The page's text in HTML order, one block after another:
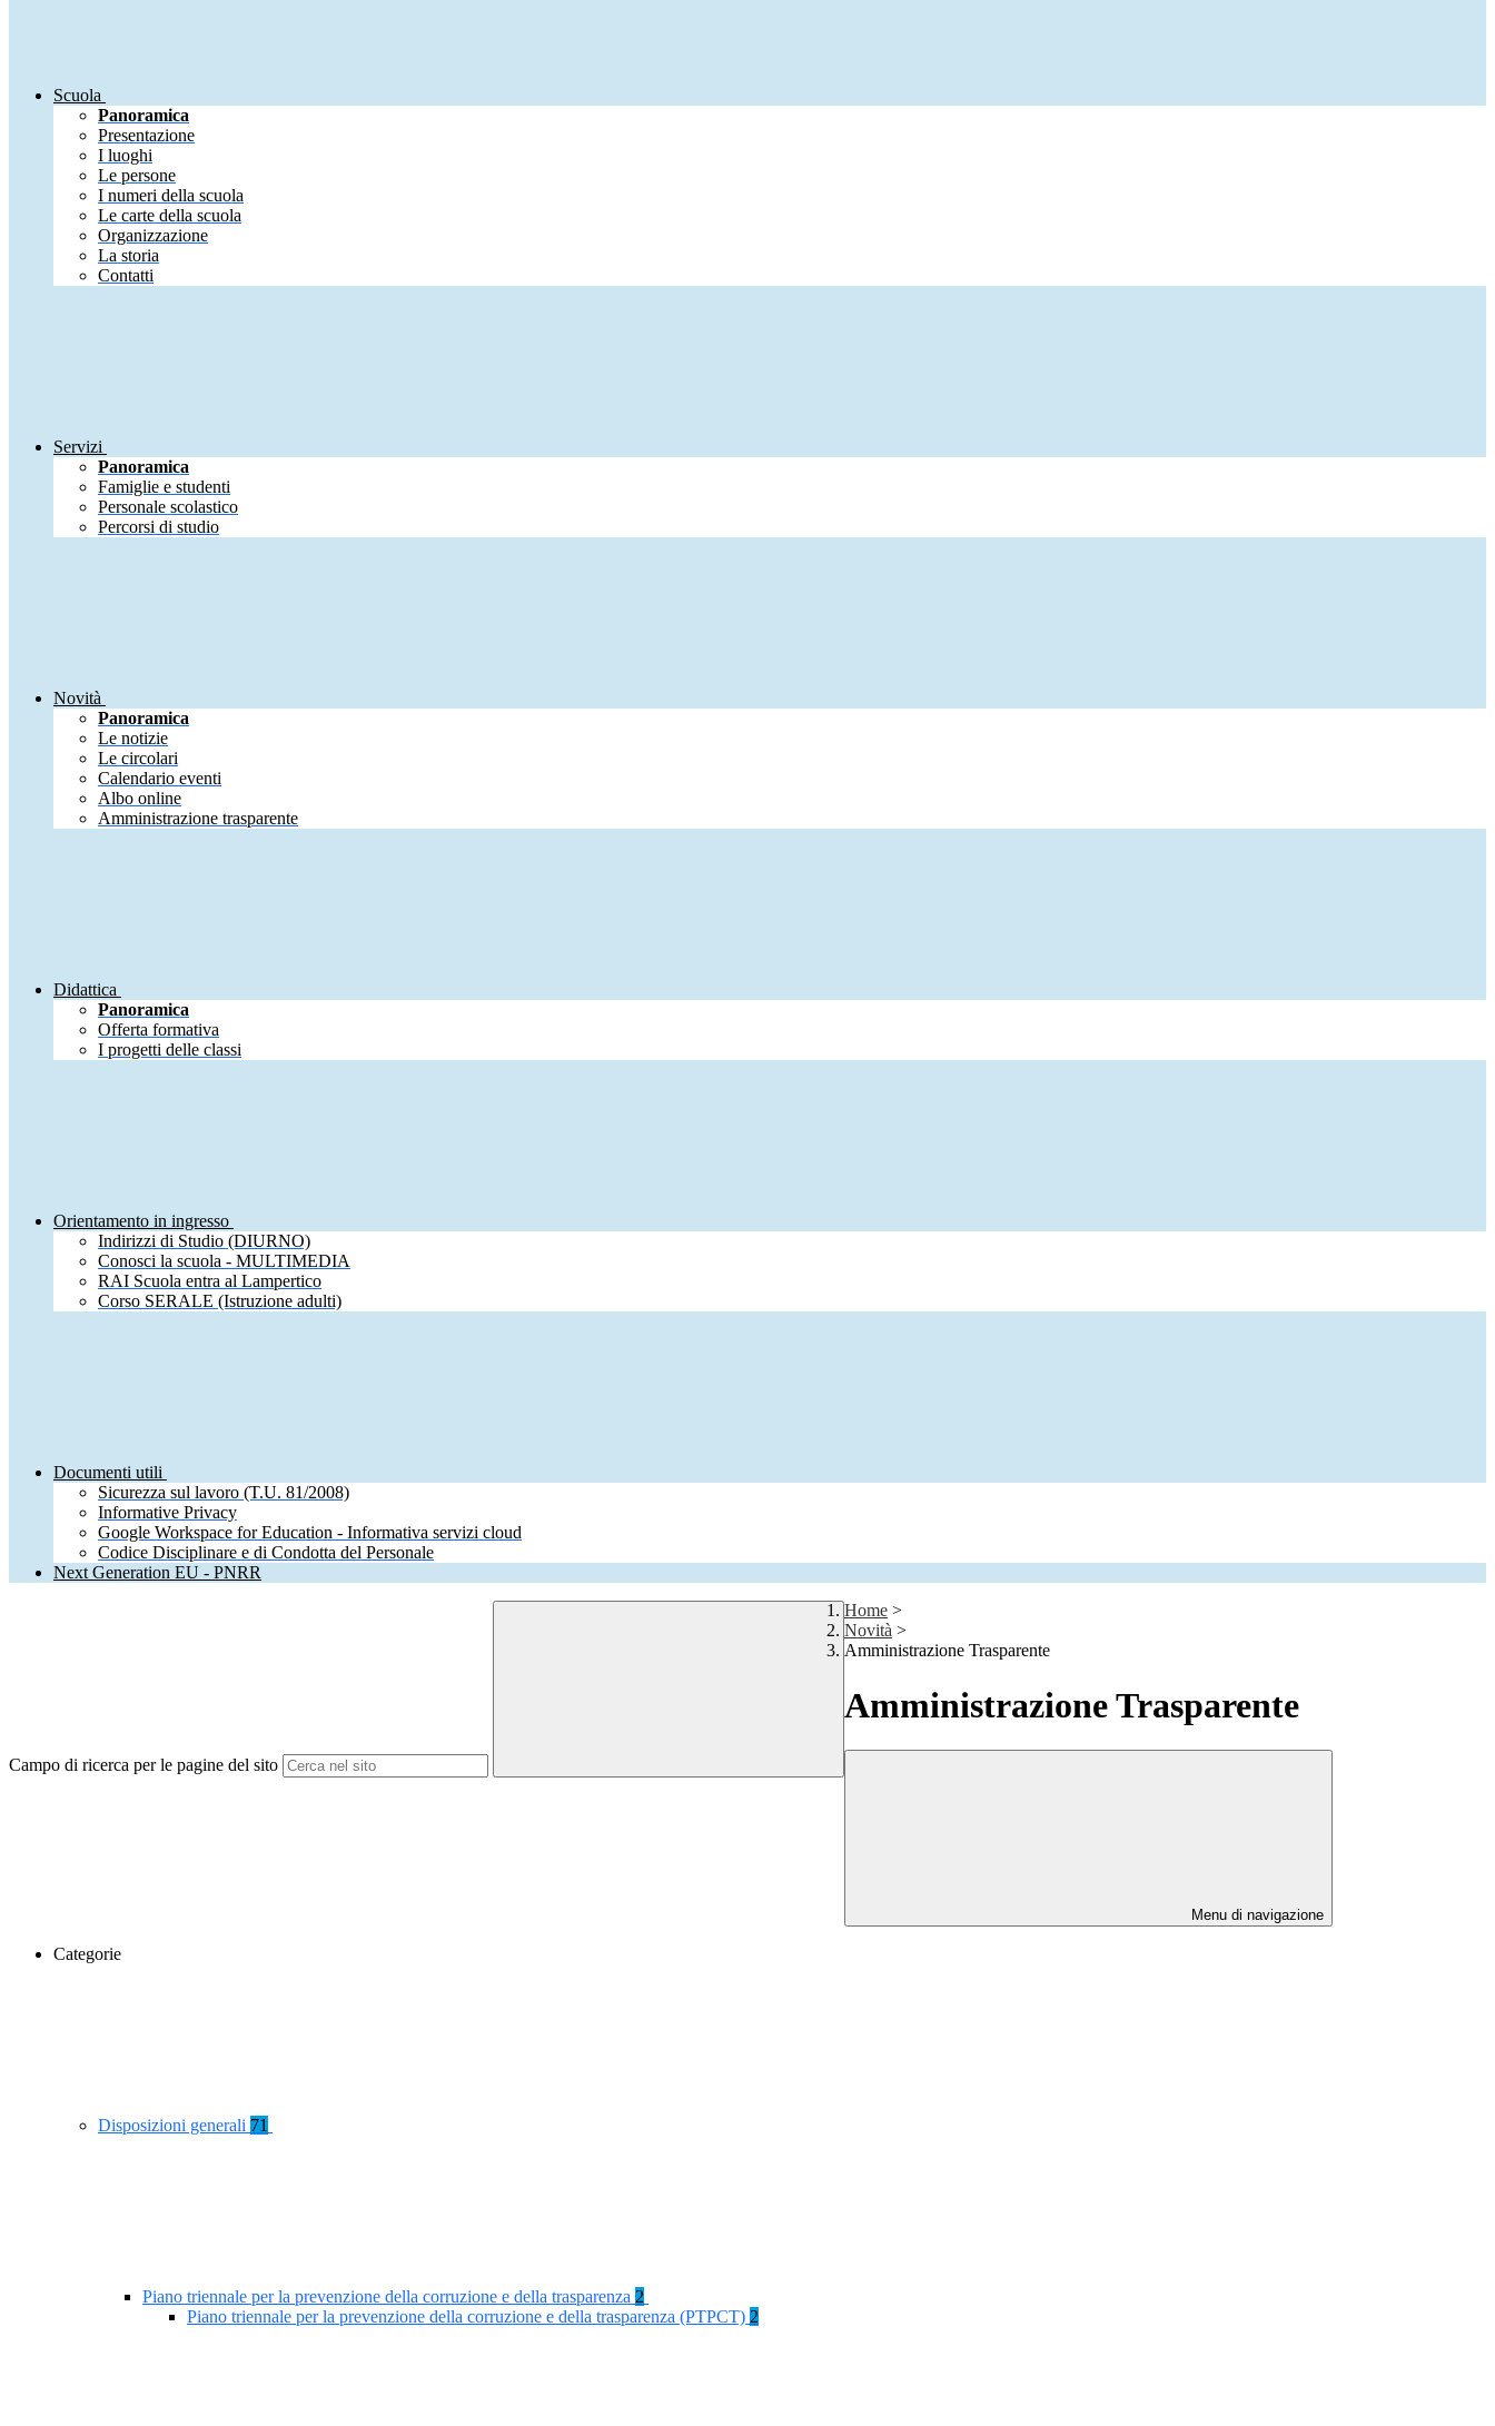
Scuola
Panoramica
Presentazione
I luoghi
Le persone
I numeri della scuola
Le carte della scuola
Organizzazione
La storia
Contatti
Servizi
Panoramica
Famiglie e studenti
Personale scolastico
Percorsi di studio
Novità
Panoramica
Le notizie
Le circolari
Calendario eventi
Albo online
Amministrazione trasparente
Didattica
Panoramica
Offerta formativa
I progetti delle classi
Orientamento in ingresso
Indirizzi di Studio (DIURNO)
Conosci la scuola - MULTIMEDIA
RAI Scuola entra al Lampertico
Corso SERALE (Istruzione adulti)
Documenti utili
Sicurezza sul lavoro (T.U. 81/2008)
Informative Privacy
Google Workspace for Education - Informativa servizi cloud
Codice Disciplinare e di Condotta del Personale
Next Generation EU - PNRR
Campo di ricerca per le pagine del sito
Home >
Novità >
Amministrazione Trasparente
Amministrazione Trasparente
Menu di navigazione
Categorie
Disposizioni generali 71
Piano triennale per la prevenzione della corruzione e della trasparenza 2
Piano triennale per la prevenzione della corruzione e della trasparenza (PTPCT) 2